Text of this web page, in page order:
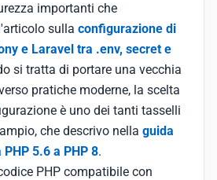
importanti che
sulla configurazione di
e Laravel tra .env, secret e
si tratta di portare una vecchia
pratiche moderne, la scelta
è uno dei tanti tasselli
che descrivo nella guida
5.6 a PHP 8.
PHP compatibile con